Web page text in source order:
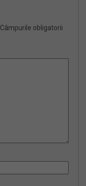
Câmpurile obligatorii